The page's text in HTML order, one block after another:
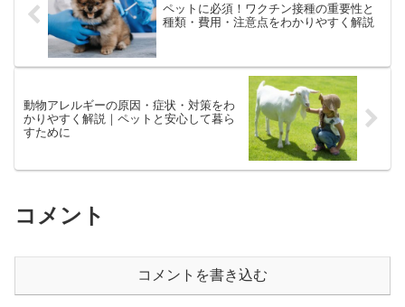
ペットに必須！ワクチン接種の重要性と
種類・費用・注意点をわかりやすく解説
動物アレルギーの原因・症状・対策をわ
かりやすく解説｜ペットと安心して暮ら
すために
コメント
コメントを書き込む